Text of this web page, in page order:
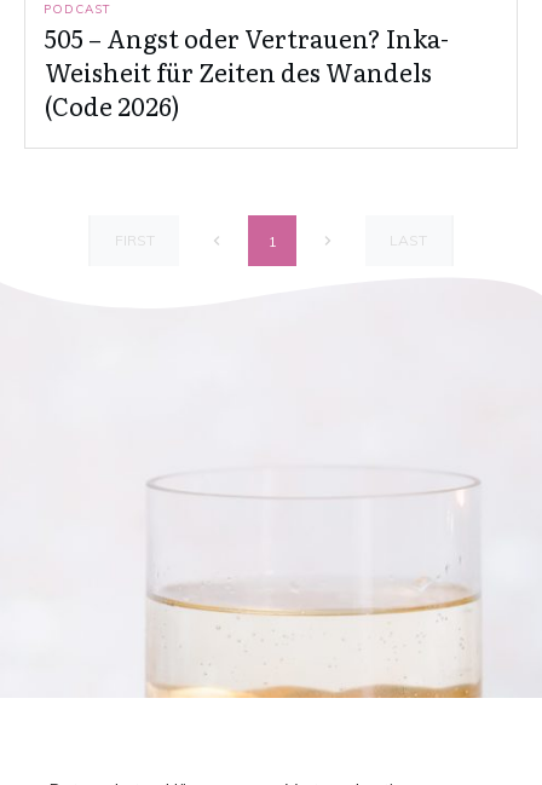
PODCAST
505 – Angst oder Vertrauen? Inka-
Weisheit für Zeiten des Wandels
(Code 2026)
FIRST 1 LAST